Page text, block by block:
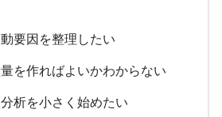
要因を整理したい
を作ればよいかわからない
析を小さく始めたい